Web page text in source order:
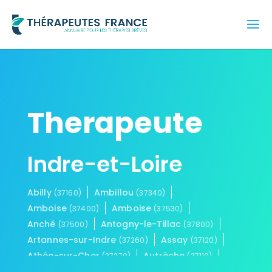
Therapeute
Indre-et-Loire
Abilly (37160) Ambillou (37340)
Amboise (37400) Amboise (37530)
Anché (37500) Antogny-le-Tillac (37800)
Artannes-sur-Indre (37260) Assay (37120)
Athée-sur-Cher (37270) Autrèche (37110)